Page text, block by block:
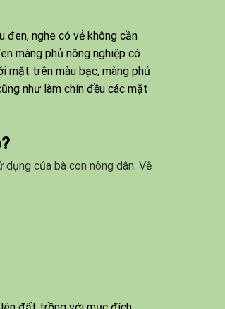
nghe có vẻ không cần
màng phủ nông nghiệp có
mặt trên màu bạc, màng phủ
như làm chín đều các mặt
của bà con nông dân. Về